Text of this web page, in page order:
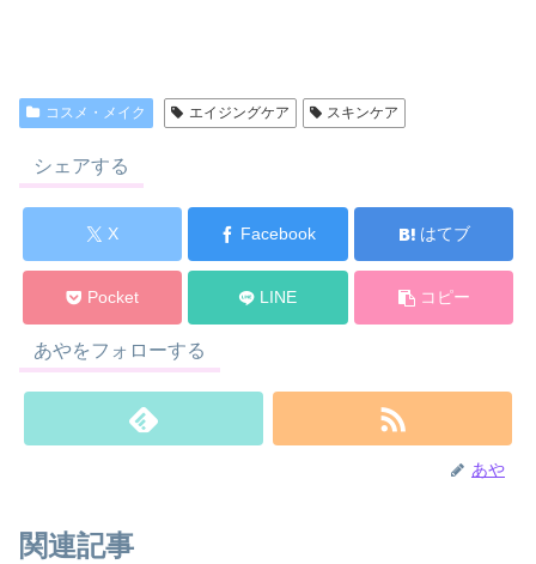
コスメ・メイク エイジングケア スキンケア
シェアする
X Facebook はてブ
Pocket LINE コピー
あやをフォローする
あや
関連記事